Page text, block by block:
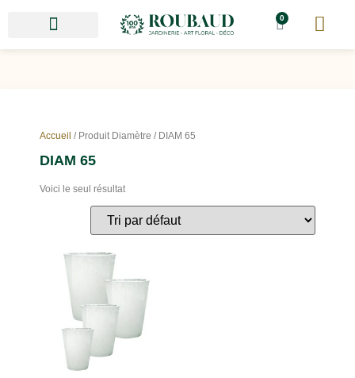
0
Accueil / Produit Diamètre / DIAM 65
DIAM 65
Voici le seul résultat